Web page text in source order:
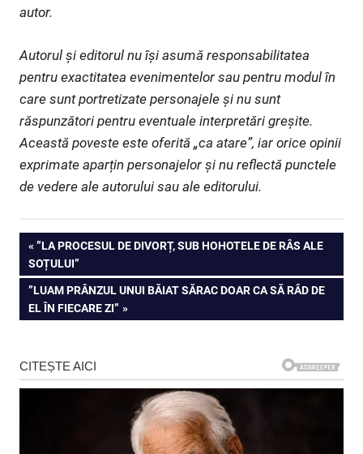
autor.
Autorul și editorul nu își asumă responsabilitatea
pentru exactitatea evenimentelor sau pentru modul în
care sunt portretizate personajele și nu sunt
răspunzători pentru eventuale interpretări greșite.
Această poveste este oferită „ca atare”, iar orice opinii
exprimate aparțin personajelor și nu reflectă punctele
de vedere ale autorului sau ale editorului.
Navigare
în
articole
PREVIOUS
POST:
”LA PROCESUL DE DIVORȚ, SUB HOHOTELE DE RÂS ALE
SOȚULUI”
NEXT
POST:
”LUAM PRÂNZUL UNUI BĂIAT SĂRAC DOAR CA SĂ RÂD DE
EL ÎN FIECARE ZI”